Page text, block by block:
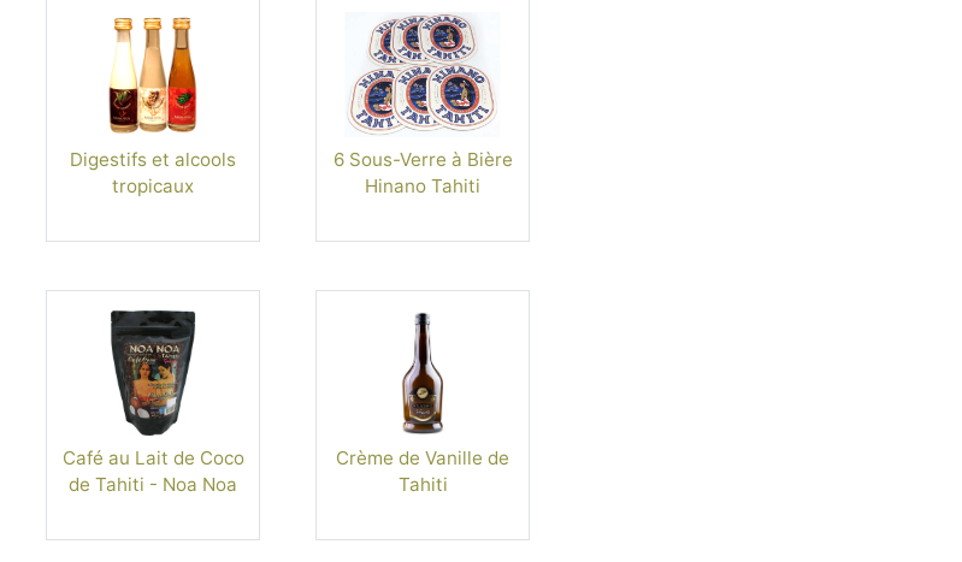
Digestifs et alcools
tropicaux
6 Sous-Verre à Bière
Hinano Tahiti
Café au Lait de Coco
de Tahiti - Noa Noa
Crème de Vanille de
Tahiti